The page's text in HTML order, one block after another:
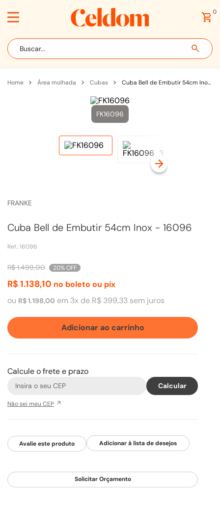
0
Buscar...
área molhada cubas Cuba Bell de Embutir 54cm Inox - 16096
FK16096
FRANKE
Cuba Bell de Embutir 54cm Inox - 16096
Ref.:16096
R$ 1.499,00 20%OFF
R$ 1.138,10 no boleto ou pix
ou R$1.198,00 em 3x de R$ 399,33 sem juros
Adicionar ao carrinho
Calcule o frete e prazo
Não sei meu CEP
Avalie este produto
Solicitar Orçamento